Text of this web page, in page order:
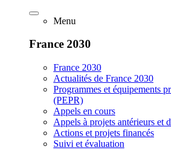
Menu
France 2030
France 2030
Actualités de France 2030
Programmes et équipements
(PEPR)
Appels en cours
Appels à projets antérieurs et
Actions et projets financés
Suivi et évaluation